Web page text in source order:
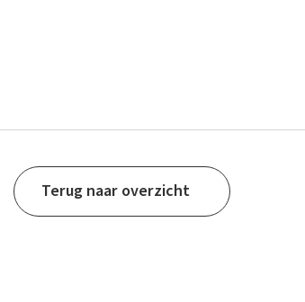
Terug naar overzicht